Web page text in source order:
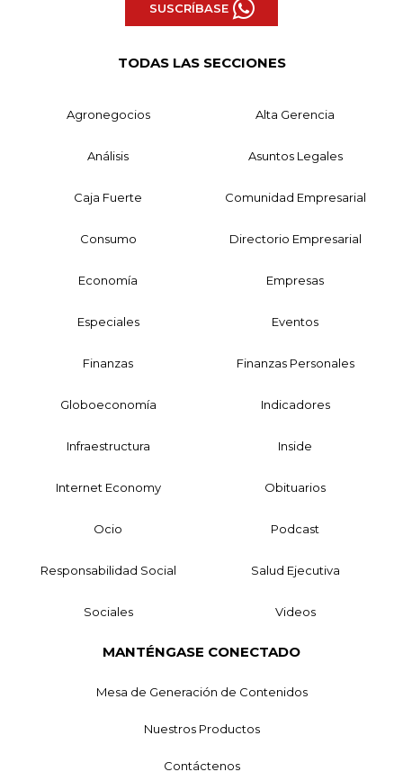
SUSCRÍBASE
TODAS LAS SECCIONES
Agronegocios Alta Gerencia
Análisis Asuntos Legales
Caja Fuerte Comunidad Empresarial
Consumo Directorio Empresarial
Economía Empresas
Especiales Eventos
Finanzas Finanzas Personales
Globoeconomía Indicadores
Infraestructura Inside
Internet Economy Obituarios
Ocio Podcast
Responsabilidad Social Salud Ejecutiva
Sociales Videos
MANTÉNGASE CONECTADO
Mesa de Generación de Contenidos
Nuestros Productos
Contáctenos